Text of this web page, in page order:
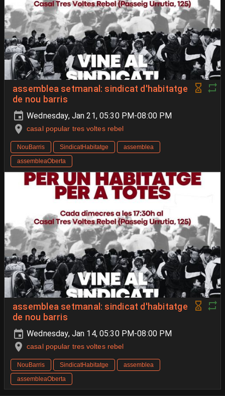
assemblea setmanal: sindicat d'habitatge
de nou barris
Wednesday, Jan 21, 05:30 PM-08:00 PM
casal popular tres voltes rebel
NouBarris SindicatHabitatge
assemblea
assembleaOberta
assemblea setmanal: sindicat d'habitatge
de nou barris
Wednesday, Jan 14, 05:30 PM-08:00 PM
casal popular tres voltes rebel
NouBarris SindicatHabitatge
assemblea
assembleaOberta